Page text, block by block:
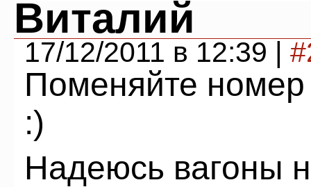
Виталий
17/12/2011 в 12:39 |
Поменяйте
:)
Надеюсь вагоны